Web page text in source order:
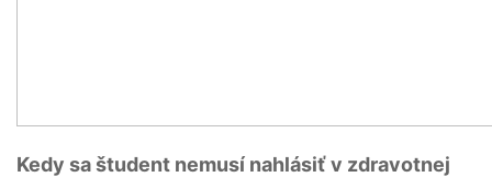
Kedy sa študent nemusí nahlásiť v zdravotnej